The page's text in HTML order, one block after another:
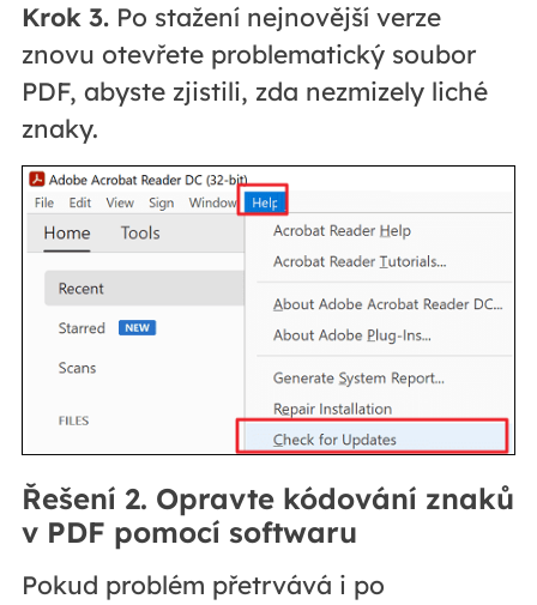
Krok 3.Po stažení nejnovější verze
znovu otevřete problematický soubor
PDF, abyste zjistili, zda nezmizely liché
znaky.
Řešení 2. Opravte kódování znaků
v PDF pomocí softwaru
Pokud problém přetrvává i po